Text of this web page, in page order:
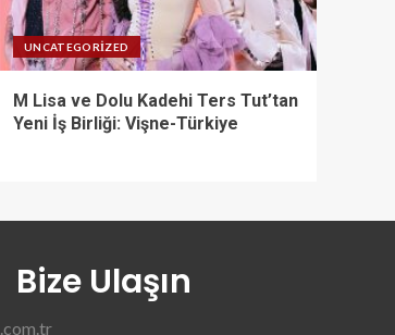
UNCATEGORIZED
M Lisa ve Dolu Kadehi Ters Tut’tan
Yeni İş Birliği: Vişne-Türkiye
Bize Ulaşın